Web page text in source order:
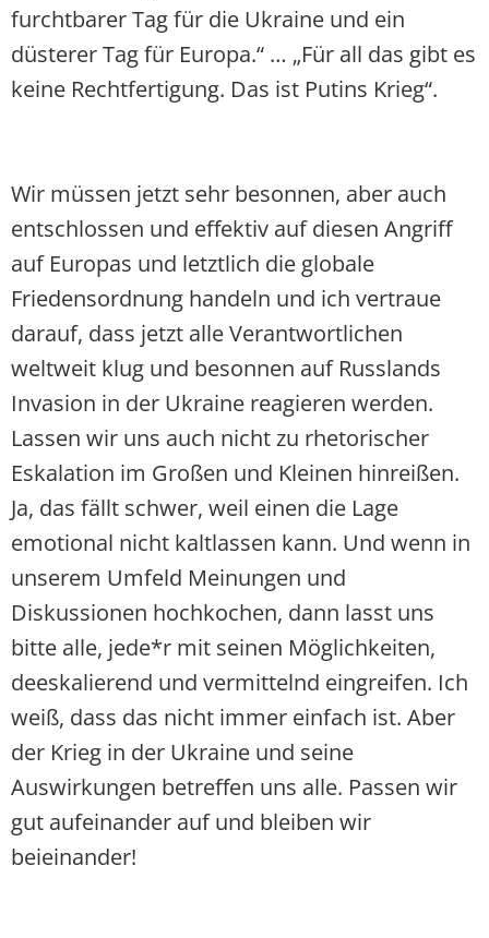
furchtbarer Tag für die Ukraine und ein
düsterer Tag für Europa.“ … „Für all das gibt es
keine Rechtfertigung. Das ist Putins Krieg“.
Wir müssen jetzt sehr besonnen, aber auch
entschlossen und effektiv auf diesen Angriff
auf Europas und letztlich die globale
Friedensordnung handeln und ich vertraue
darauf, dass jetzt alle Verantwortlichen
weltweit klug und besonnen auf Russlands
Invasion in der Ukraine reagieren werden.
Lassen wir uns auch nicht zu rhetorischer
Eskalation im Großen und Kleinen hinreißen.
Ja, das fällt schwer, weil einen die Lage
emotional nicht kaltlassen kann. Und wenn in
unserem Umfeld Meinungen und
Diskussionen hochkochen, dann lasst uns
bitte alle, jede*r mit seinen Möglichkeiten,
deeskalierend und vermittelnd eingreifen. Ich
weiß, dass das nicht immer einfach ist. Aber
der Krieg in der Ukraine und seine
Auswirkungen betreffen uns alle. Passen wir
gut aufeinander auf und bleiben wir
beieinander!